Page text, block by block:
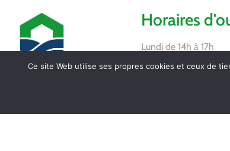
Horaires
Lundi de 14h à 17h
Mardi de 16h à 18h
Ce site Web utilise ses propres cookies et ceux de